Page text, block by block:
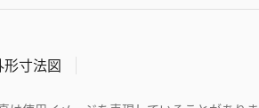
形寸法図